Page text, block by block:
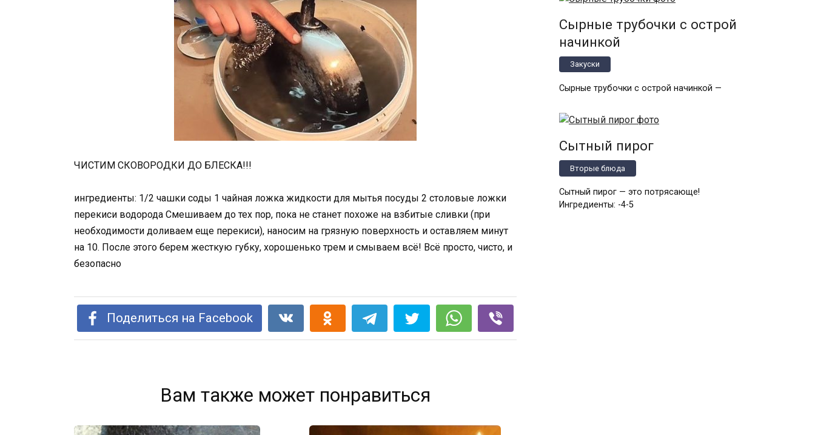
ЧИСТИМ СКОВОРОДКИ ДО БЛЕСКА!!!
ингредиенты: 1/2 чашки соды 1 чайная ложка жидкости для мытья посуды 2 столовые ложки
перекиси водорода Смешиваем до тех пор, пока не станет похоже на взбитые сливки (при
необходимости доливаем еще перекиси), наносим на грязную поверхность и оставляем минут
на 10. После этого берем жесткую губку, хорошенько трем и смываем всё! Всё просто, чисто, и
безопасно
Поделиться на Facebook
Вам также может понравиться
Сырные трубочки с острой
начинкой
Закуски
Сырные трубочки с острой начинкой —
Сытный пирог
Вторые блюда
Сытный пирог — это потрясающе!
Ингредиенты: -4-5